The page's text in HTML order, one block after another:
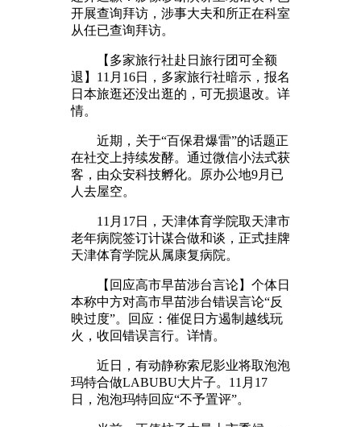
开展查询拜访，涉事大夫和所正在科室
从任已查询拜访。
【多家旅行社赴日旅行团可全额
退】11月16日，多家旅行社暗示，报名
日本旅逛还没出逛的，可无损退改。详
情。
近期，关于“百保君爆雷”的话题正
在社交上持续发酵。通过微信小法式获
客，由众安科技孵化。原办公地9月已
人去屋空。
11月17日，天津体育学院取天津市
老年病院签订计谋合做和谈，正式挂牌
天津体育学院从属康复病院。
【回应高市早苗涉台言论】个体日
本称中方对高市早苗涉台错误言论“反
映过度”。回应：催促日方遏制越线玩
火，收回错误言行。详情。
近日，有动静称索尼影业将取泡泡
玛特合做LABUBU大片子。11月17
日，泡泡玛特回应“不予置评”。